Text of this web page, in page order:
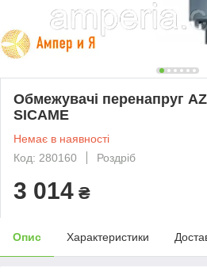
Обмежувачі перенапруг
SICAME
Немає в наявності
Код: 280160
Роздріб
3 014 ₴
Опис Характеристики